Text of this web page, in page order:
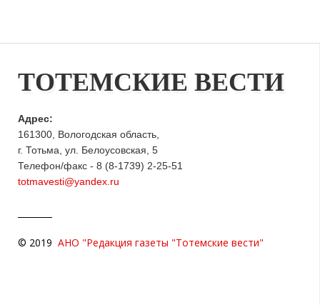
ТОТЕМСКИЕ ВЕСТИ
Адрес:
161300, Вологодская область,
г. Тотьма, ул. Белоусовская, 5
Телефон/факс - 8 (8-1739) 2-25-51
totmavesti@yandex.ru
© 2019 АНО "Редакция газеты "Тотемские вести"